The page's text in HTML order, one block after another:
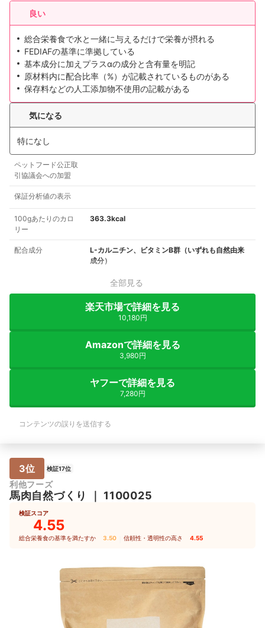
良い
総合栄養食で水と一緒に与えるだけで栄養が摂れる
FEDIAFの基準に準拠している
基本成分に加えプラスαの成分と含有量を明記
原材料内に配合比率（%）が記載されているものがある
保存料などの人工添加物不使用の記載がある
気になる
特になし
ペットフード公正取
引協議会への加盟
保証分析値の表示
100gあたりのカロ
リー
363.3kcal
配合成分
L-カルニチン、ビタミンB群（いずれも自然由来
成分）
全部見る
楽天市場で詳細を見る
10,180円
Amazonで詳細を見る
3,980円
ヤフーで詳細を見る
7,280円
コンテンツの誤りを送信する
3位 検証17位
利他フーズ
馬肉自然づくり 1100025
検証スコア
4.55
総合栄養食の基準を満たすか 3.50 信頼性・透明性の高さ 4.55